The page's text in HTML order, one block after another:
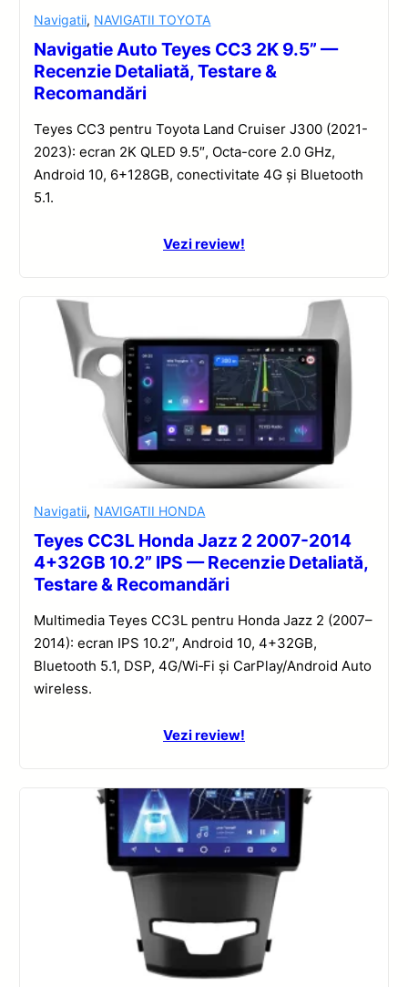
Navigatii, NAVIGATII TOYOTA
Navigatie Auto Teyes CC3 2K 9.5” —
Recenzie Detaliată, Testare &
Recomandări
Teyes CC3 pentru Toyota Land Cruiser J300 (2021-
2023): ecran 2K QLED 9.5″, Octa-core 2.0 GHz,
Android 10, 6+128GB, conectivitate 4G și Bluetooth
5.1.
Vezi review!
Navigatii, NAVIGATII HONDA
Teyes CC3L Honda Jazz 2 2007-2014
4+32GB 10.2” IPS — Recenzie Detaliată,
Testare & Recomandări
Multimedia Teyes CC3L pentru Honda Jazz 2 (2007–
2014): ecran IPS 10.2″, Android 10, 4+32GB,
Bluetooth 5.1, DSP, 4G/Wi‑Fi și CarPlay/Android Auto
wireless.
Vezi review!